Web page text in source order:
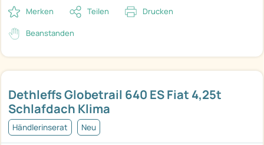
Dethleffs Globetrail 640 ES Fiat 4,25t
Schlafdach Klima
Händlerinserat Neu
Merken Teilen Drucken
Beanstanden